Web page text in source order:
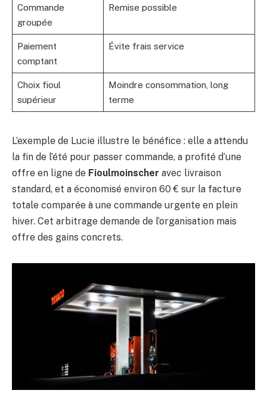
Commande
groupée
Remise possible
Paiement
comptant
Évite frais service
Choix fioul
supérieur
Moindre consommation, long
terme
L’exemple de Lucie illustre le bénéfice : elle a attendu
la fin de l’été pour passer commande, a profité d’une
offre en ligne de Fioulmoinscher avec livraison
standard, et a économisé environ 60 € sur la facture
totale comparée à une commande urgente en plein
hiver. Cet arbitrage demande de l’organisation mais
offre des gains concrets.